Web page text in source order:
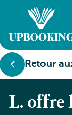
Retour
L. offre